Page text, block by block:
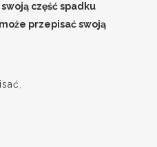
część spadku
przepisać swoją